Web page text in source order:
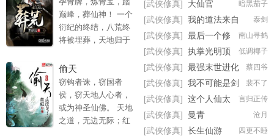
天法诀。一剑一鼎。
斩天骄，镇乾坤，一
路横推，宇内无敌。
要这诸天万界，芸芸
服！
一气化三清。路边遇
到一个大和尚:“你是何
人？”叶玄:“师兄，自己
人！”不信？看我六字
够，我还会六神通，
掌中佛国。晚上遇到
个女妖精，叶玄兴冲
冲上前，一看，竟然
野猪精幻化，:“大胆妖
巅峰，葬仙神！ 一个
衍纪的终结，八荒终
将被埋葬，天地归于
天道为刍狗！ 天地独
裁，以末世为开端。
—— 上天罚我不可修
行，那我便成就皇者
位，葬了整个世界！
偷天
窃钩者诛，窃国者
侯，窃天地人心者，
或为神圣仙佛。 天地
之道，无边无际；红
暗黑茄子
[武侠修真] 大仙官
泰剑
[武侠修真] 我的道法来自
神话志怪世界
南山寻鹤
[武侠修真] 最后一个修
仙世家
低调椰子
[武侠修真] 执掌光明顶
蔡四爷
[武侠修真] 最强末世进化
裴不了
[武侠修真] 我不可能是剑
神
言归正传
[武侠修真] 这个人仙太
过正经
沧月
[武侠修真] 曼青
四更不睡
[武侠修真] 长生仙游